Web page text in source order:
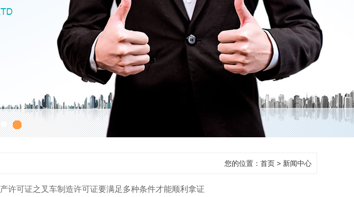
您的位置： 首页 > 新闻中心
许可证之叉车制造许可证要满足多种条件才能顺利拿证